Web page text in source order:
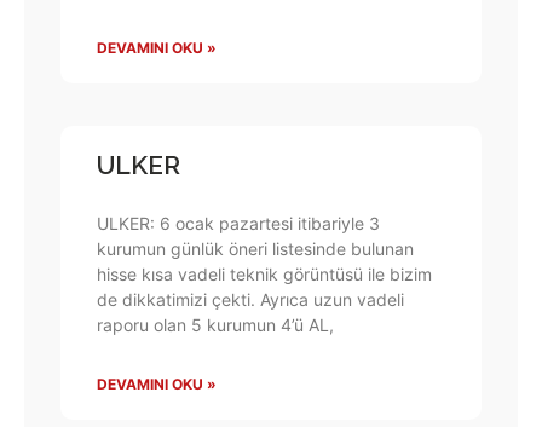
DEVAMINI OKU »
ULKER
ULKER: 6 ocak pazartesi itibariyle 3
kurumun günlük öneri listesinde bulunan
hisse kısa vadeli teknik görüntüsü ile bizim
de dikkatimizi çekti. Ayrıca uzun vadeli
raporu olan 5 kurumun 4’ü AL,
DEVAMINI OKU »